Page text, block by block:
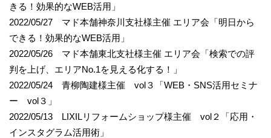
きる！効果的なWEB活用」
2022/05/27 マド本舗神奈川支社様主催 エリア会「明日から
できる！効果的なWEB活用」
2022/05/26 マド本舗東北支社様主催 エリア会「検索での評
判を上げ、エリアNo.1を見える化する！」
2022/05/24 青柳陶建様主催 vol３「WEB・SNS活用セミナ
ー vol３」
2022/05/13 LIXILリフォームショップ様主催 vol２「応用・
インスタグラム活用術」